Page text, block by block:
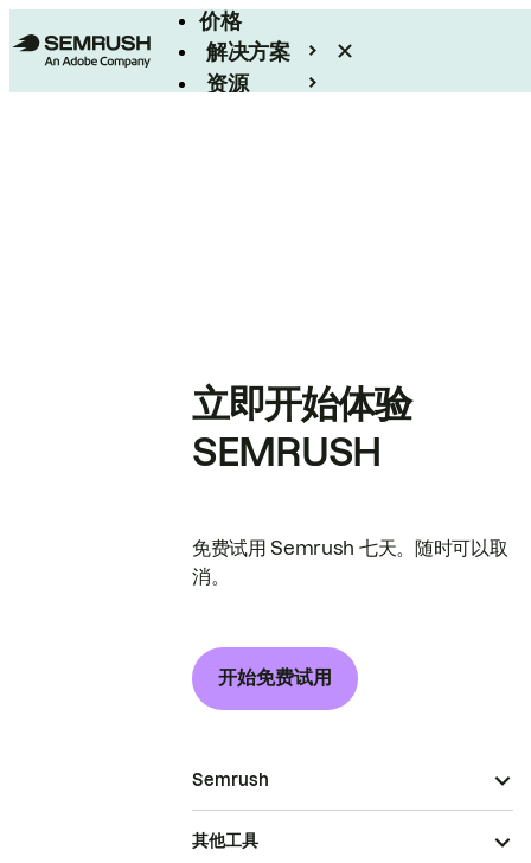
价格
解决方案
资源
立即开始体验
SEMRUSH
免费试用 Semrush 七天。随时可以取
消。
开始免费试用
Semrush
其他工具